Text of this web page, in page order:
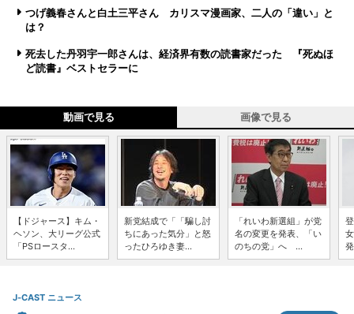
つげ義春さんと白土三平さん カリスマ漫画家、二人の「違い」と
は？
死去した丹羽宇一郎さんは、経済界有数の読書家だった 『死ぬほ
ど読書』ベストセラーに
動画で見る 画像で見る
【ドジャース】キム・
ヘソン、大リーグ公式
「PSロースタ...
新党結成で「「騙し討
ちにあった気分」と怒
ったひろゆき妻...
「れいわ新選組」が党
名の変更を発表、「い
のちの党」へ ...
J-CAST ニュース